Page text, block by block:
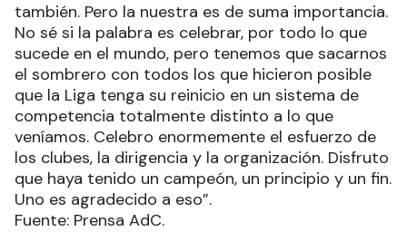
también. Pero la nuestra es de suma importancia.
No sé si la palabra es celebrar, por todo lo que
sucede en el mundo, pero tenemos que sacarnos
el sombrero con todos los que hicieron posible
que la Liga tenga su reinicio en un sistema de
competencia totalmente distinto a lo que
veníamos. Celebro enormemente el esfuerzo de
los clubes, la dirigencia y la organización. Disfruto
que haya tenido un campeón, un principio y un fin.
Uno es agradecido a eso”.
Fuente: Prensa AdC.